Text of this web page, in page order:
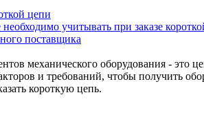
цепи
учитывать при заказе
поставщика
механического оборудования - это
и требований, чтобы получить
короткую цепь.